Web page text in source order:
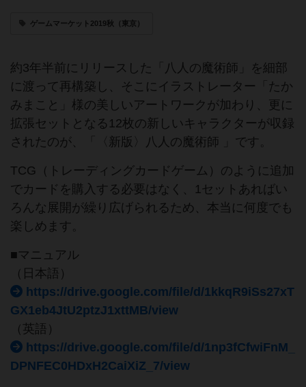
ゲームマーケット2019秋（東京）
約3年半前にリリースした「八人の魔術師」を細部
に渡って再構築し、そこにイラストレーター「たか
みまこと」様の美しいアートワークが加わり、更に
拡張セットとなる12枚の新しいキャラクターが収録
されたのが、「〈新版〉八人の魔術師 」です。
TCG（トレーディングカードゲーム）のように追加
でカードを購入する必要はなく、1セットあればい
ろんな展開が繰り広げられるため、本当に何度でも
楽しめます。
■マニュアル
（日本語）
https://drive.google.com/file/d/1kkqR9iSs27xT
GX1eb4JtU2ptzJ1xttMB/view
（英語）
https://drive.google.com/file/d/1np3fCfwiFnM_
DPNFEC0HDxH2CaiXiZ_7/view